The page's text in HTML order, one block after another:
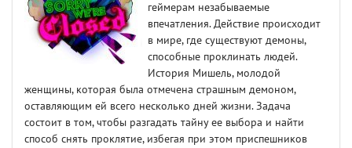
геймерам незабываемые
впечатления. Действие происходит
в мире, где существуют демоны,
способные проклинать людей.
История Мишель, молодой
женщины, которая была отмечена страшным демоном,
оставляющим ей всего несколько дней жизни. Задача
состоит в том, чтобы разгадать тайну ее выбора и найти
способ снять проклятие, избегая при этом приспешников